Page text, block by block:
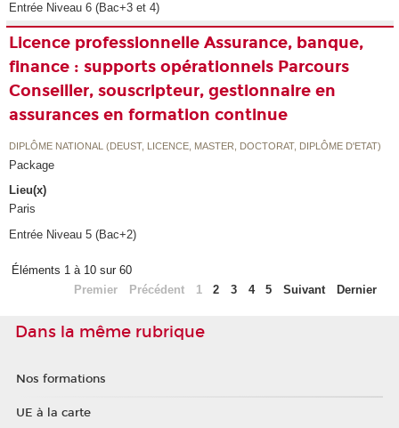
Entrée Niveau 6 (Bac+3 et 4)
Licence professionnelle Assurance, banque,
finance : supports opérationnels Parcours
Conseiller, souscripteur, gestionnaire en
assurances en formation continue
DIPLÔME NATIONAL (DEUST, LICENCE, MASTER, DOCTORAT, DIPLÔME D'ETAT)
Package
Lieu(x)
Paris
Entrée Niveau 5 (Bac+2)
Éléments 1 à 10 sur 60
Premier
Précédent 1 2 3 4 5 Suivant Dernier
Dans la même rubrique
Nos formations
UE à la carte